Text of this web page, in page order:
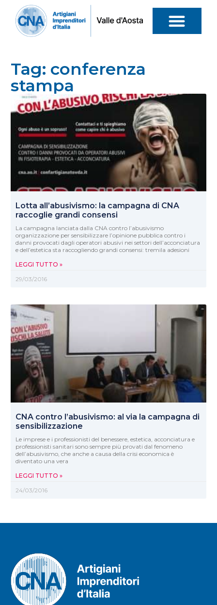
Tag: conferenza
stampa
Lotta all’abusivismo: la campagna di CNA
raccoglie grandi consensi
La campagna lanciata dalla CNA contro l’abusivismo
organizzazione per sensibilizzare l’opinione pubblica contro i
danni provocati dagli operatori abusivi nei settori dell’acconciatura
e dell’estetica sta raccogliendo grandi consensi: tremila adesioni
LEGGI TUTTO »
29/03/2016
CNA contro l’abusivismo: al via la campagna di
sensibilizzazione
Le imprese e i professionisti del benessere, estetica, acconciatura e
professionisti sanitari sono sempre più provati dal fenomeno
dell’abusivismo, che anche a causa della crisi economica è
diventato una vera
LEGGI TUTTO »
24/03/2016